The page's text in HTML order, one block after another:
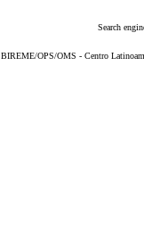
Search
BIREME/OPS/OMS - Centro